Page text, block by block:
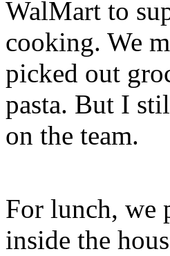
WalMart to
cooking. We
picked out
pasta. But I
on the team.
For lunch, we
inside the